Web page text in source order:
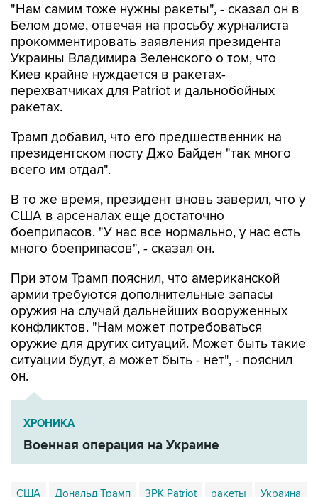
"Нам самим тоже нужны ракеты", - сказал он в
Белом доме, отвечая на просьбу журналиста
прокомментировать заявления президента
Украины Владимира Зеленского о том, что
Киев крайне нуждается в ракетах-
перехватчиках для Patriot и дальнобойных
ракетах.
Трамп добавил, что его предшественник на
президентском посту Джо Байден "так много
всего им отдал".
В то же время, президент вновь заверил, что у
США в арсеналах еще достаточно
боеприпасов. "У нас все нормально, у нас есть
много боеприпасов", - сказал он.
При этом Трамп пояснил, что американской
армии требуются дополнительные запасы
оружия на случай дальнейших вооруженных
конфликтов. "Нам может потребоваться
оружие для других ситуаций. Может быть такие
ситуации будут, а может быть - нет", - пояснил
он.
ХРОНИКА
Военная операция на Украине
США Дональд Трамп ЗРК Patriot ракеты Украина